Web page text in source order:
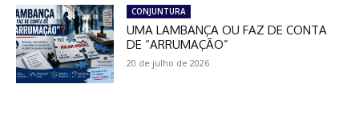
CONJUNTURA
UMA LAMBANÇA OU FAZ DE CONTA
DE “ARRUMAÇÃO”
20 de julho de 2026